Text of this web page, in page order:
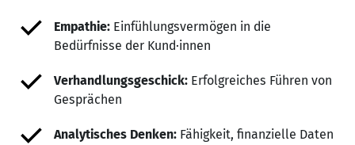
Empathie: Einfühlungsvermögen in die
Bedürfnisse der Kund·innen
Verhandlungsgeschick: Erfolgreiches Führen von
Gesprächen
Analytisches Denken: Fähigkeit, finanzielle Daten